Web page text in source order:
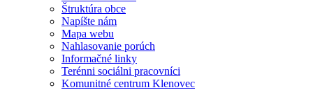
Štruktúra obce
Napíšte nám
Mapa webu
Nahlasovanie porúch
Informačné linky
Terénni sociálni pracovníci
Komunitné centrum Klenovec